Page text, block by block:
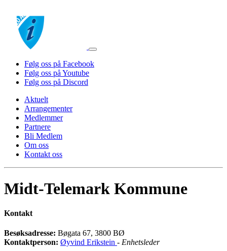
Følg oss på Facebook
Følg oss på Youtube
Følg oss på Discord
Aktuelt
Arrangementer
Medlemmer
Partnere
Bli Medlem
Om oss
Kontakt oss
Midt-Telemark Kommune
Kontakt
Besøksadresse: Bøgata 67, 3800 BØ
Kontaktperson: Øyvind Erikstein - Enhetsleder